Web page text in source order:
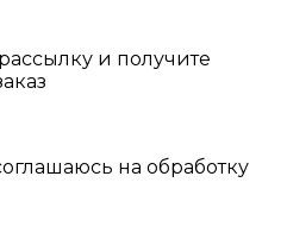
и получите
на обработку